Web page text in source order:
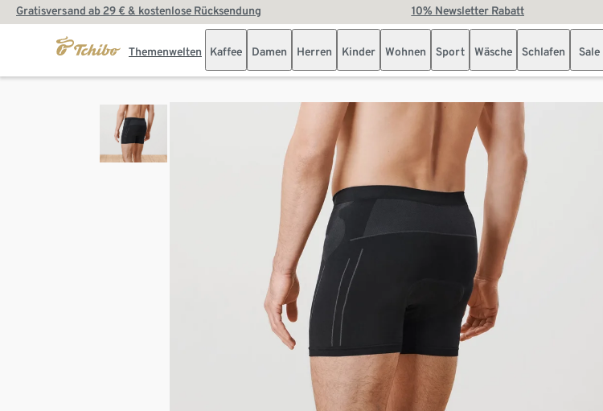
Gratisversand ab 29 € & kostenlose Rücksendung 10% Newsletter Rabatt
Themenwelten Kaffee Damen Herren Kinder Wohnen Sport Wäsche Schlafen Sale